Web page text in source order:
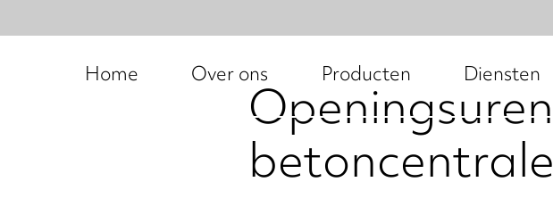
Home Over ons Producten Diensten
Openingsuren
betoncentrale